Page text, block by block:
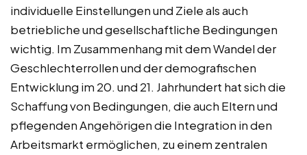
individuelle Einstellungen und Ziele als auch
betriebliche und gesellschaftliche Bedingungen
wichtig. Im Zusammenhang mit dem Wandel der
Geschlechterrollen und der demografischen
Entwicklung im 20. und 21. Jahrhundert hat sich die
Schaffung von Bedingungen, die auch Eltern und
pflegenden Angehörigen die Integration in den
Arbeitsmarkt ermöglichen, zu einem zentralen